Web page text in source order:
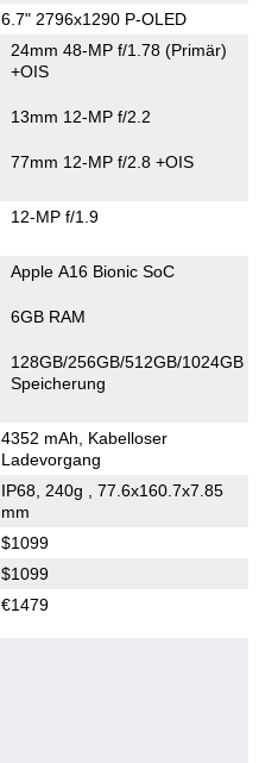
6.7" 2796x1290 P-OLED
24mm 48-MP f/1.78(Primär)
+OIS
13mm 12-MP f/2.2
77mm 12-MP f/2.8 +OIS
12-MP f/1.9
Apple A16 Bionic SoC
6GB RAM
128GB/256GB/512GB/1024GB
Speicherung
4352 mAh, Kabelloser
Ladevorgang
IP68, 240g
, 77.6x160.7x7.85
mm
$1099
$1099
€1479